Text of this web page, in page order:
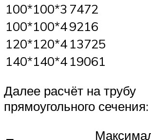
100*100*3 7472
100*100*49216
120*120*4 13725
140*140*4 19061
Далее расчёт на трубу
прямоугольного сечения: